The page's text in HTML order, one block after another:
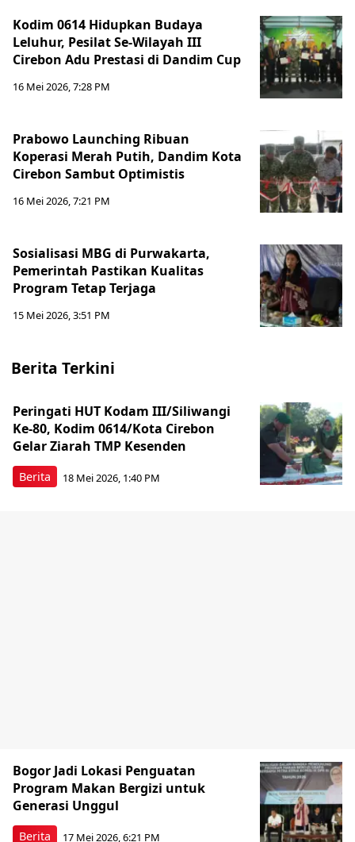
Kodim 0614 Hidupkan Budaya
Leluhur, Pesilat Se-Wilayah III
Cirebon Adu Prestasi di Dandim Cup
16 Mei 2026, 7:28 PM
Prabowo Launching Ribuan
Koperasi Merah Putih, Dandim Kota
Cirebon Sambut Optimistis
16 Mei 2026, 7:21 PM
Sosialisasi MBG di Purwakarta,
Pemerintah Pastikan Kualitas
Program Tetap Terjaga
15 Mei 2026, 3:51 PM
Berita Terkini
Berita
Peringati HUT Kodam III/Siliwangi
Ke-80, Kodim 0614/Kota Cirebon
Gelar Ziarah TMP Kesenden
18 Mei 2026, 1:40 PM
Berita
Bogor Jadi Lokasi Penguatan
Program Makan Bergizi untuk
Generasi Unggul
17 Mei 2026, 6:21 PM